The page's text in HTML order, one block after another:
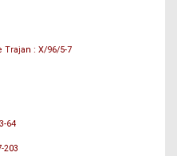
Trajan : X/96/5-7
64
203